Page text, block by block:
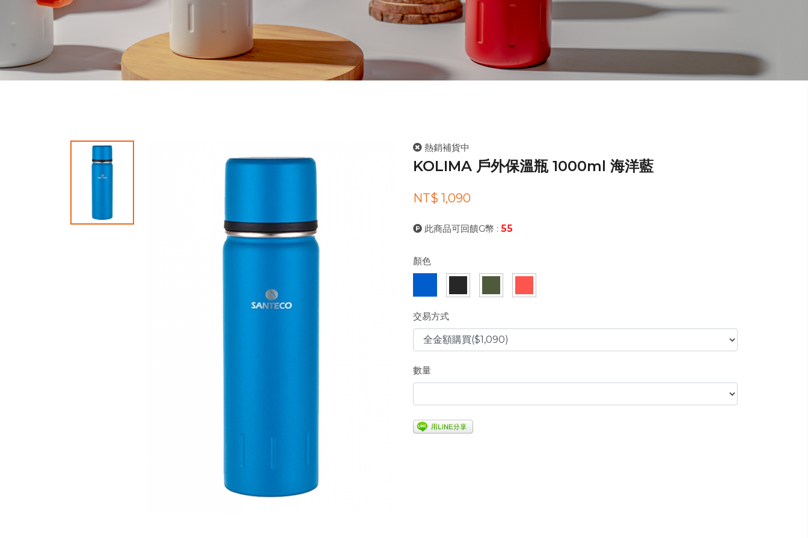
熱銷補貨中
KOLIMA 戶外保溫瓶 1000ml 海洋藍
NT$ 1,090
此商品可回饋G幣 : 55
顏色
交易方式
數量